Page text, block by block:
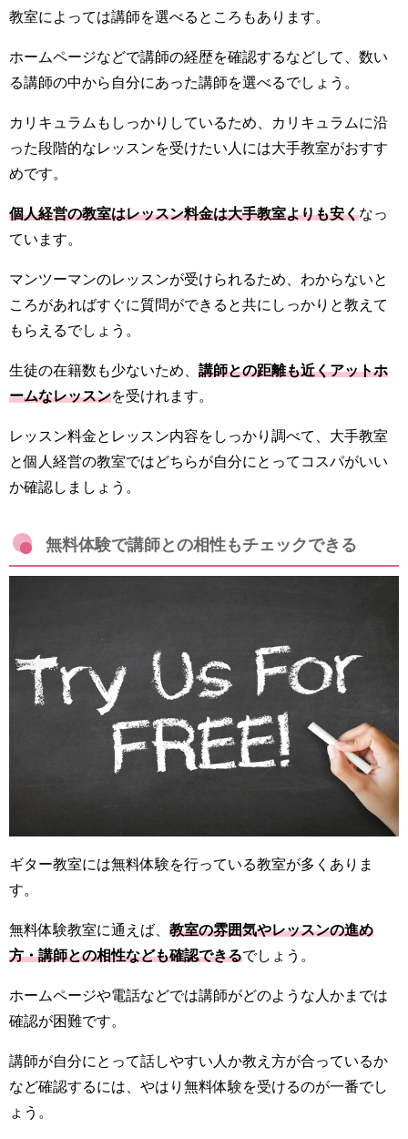
教室によっては講師を選べるところもあります。
ホームページなどで講師の経歴を確認するなどして、数い
る講師の中から自分にあった講師を選べるでしょう。
カリキュラムもしっかりしているため、カリキュラムに沿
った段階的なレッスンを受けたい人には大手教室がおすす
めです。
個人経営の教室はレッスン料金は大手教室よりも安くなっ
ています。
マンツーマンのレッスンが受けられるため、わからないと
ころがあればすぐに質問ができると共にしっかりと教えて
もらえるでしょう。
生徒の在籍数も少ないため、 講師との距離も近くアットホ
ームなレッスンを受けれます。
レッスン料金とレッスン内容をしっかり調べて、大手教室
と個人経営の教室ではどちらが自分にとってコスパがいい
か確認しましょう。
無料体験で講師との相性もチェックできる
ギター教室には無料体験を行っている教室が多くありま
す。
無料体験教室に通えば、 教室の雰囲気やレッスンの進め
方・講師との相性なども確認できるでしょう。
ホームページや電話などでは講師がどのような人かまでは
確認が困難です。
講師が自分にとって話しやすい人か教え方が合っているか
など確認するには、やはり無料体験を受けるのが一番でし
ょう。